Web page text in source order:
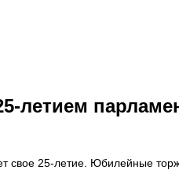
летием
свое 25-летие. Юбилейные